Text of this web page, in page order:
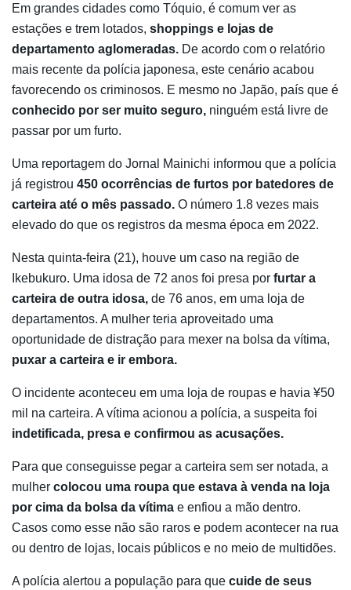
Em grandes cidades como Tóquio, é comum ver as
estações e trem lotados, shoppings e lojas de
departamento aglomeradas. De acordo com o relatório
mais recente da polícia japonesa, este cenário acabou
favorecendo os criminosos. E mesmo no Japão, país que é
conhecido por ser muito seguro, ninguém está livre de
passar por um furto.
Uma reportagem do Jornal Mainichi informou que a polícia
já registrou 450 ocorrências de furtos por batedores de
carteira até o mês passado. O número 1.8 vezes mais
elevado do que os registros da mesma época em 2022.
Nesta quinta-feira (21), houve um caso na região de
Ikebukuro. Uma idosa de 72 anos foi presa por furtar a
carteira de outra idosa, de 76 anos, em uma loja de
departamentos. A mulher teria aproveitado uma
oportunidade de distração para mexer na bolsa da vítima,
puxar a carteira e ir embora.
O incidente aconteceu em uma loja de roupas e havia ¥50
mil na carteira. A vítima acionou a polícia, a suspeita foi
indetificada, presa e confirmou as acusações.
Para que conseguisse pegar a carteira sem ser notada, a
mulher colocou uma roupa que estava à venda na loja
por cima da bolsa da vítima e enfiou a mão dentro.
Casos como esse não são raros e podem acontecer na rua
ou dentro de lojas, locais públicos e no meio de multidões.
A polícia alertou a população para que cuide de seus